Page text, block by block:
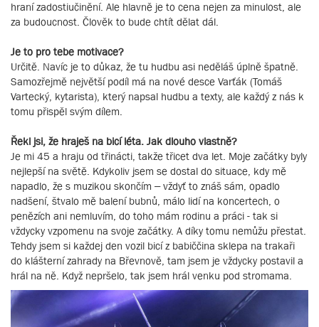
hraní zadostiučinění. Ale hlavně je to cena nejen za minulost, ale
za budoucnost. Člověk to bude chtít dělat dál.
Je to pro tebe motivace?
Určitě. Navíc je to důkaz, že tu hudbu asi neděláš úplně špatně.
Samozřejmě největší podíl má na nové desce Varťák (Tomáš
Vartecký, kytarista), který napsal hudbu a texty, ale každý z nás k
tomu přispěl svým dílem.
Řekl jsi, že hraješ na bicí léta. Jak dlouho vlastně?
Je mi 45 a hraju od třinácti, takže třicet dva let. Moje začátky byly
nejlepší na světě. Kdykoliv jsem se dostal do situace, kdy mě
napadlo, že s muzikou skončím – vždyť to znáš sám, opadlo
nadšení, štvalo mě balení bubnů, málo lidí na koncertech, o
penězích ani nemluvím, do toho mám rodinu a práci - tak si
vždycky vzpomenu na svoje začátky. A díky tomu nemůžu přestat.
Tehdy jsem si každej den vozil bicí z babiččina sklepa na trakaři
do klášterní zahrady na Břevnově, tam jsem je vždycky postavil a
hrál na ně. Když nepršelo, tak jsem hrál venku pod stromama.